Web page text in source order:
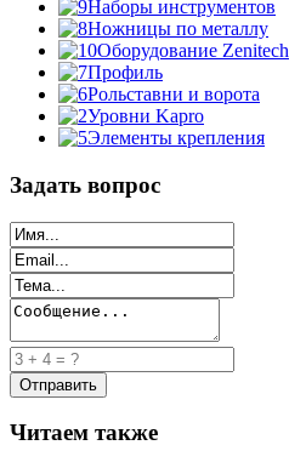
Наборы инструментов
Ножницы по металлу
Оборудование Zenitech
Профиль
Рольставни и ворота
Уровни Kapro
Элементы крепления
Задать вопрос
Читаем также